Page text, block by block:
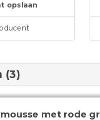
opslaan
(3)
met rode